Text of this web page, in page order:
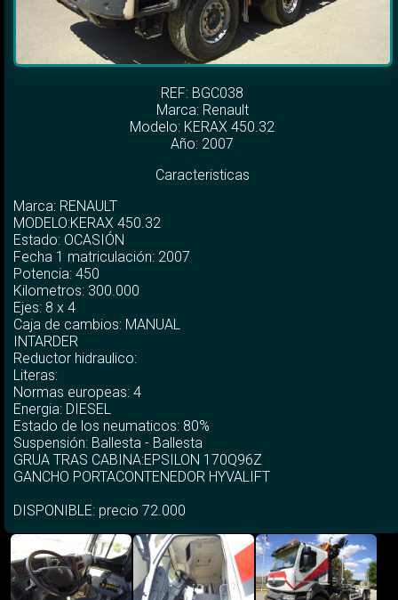
REF: BGC038
Marca: Renault
Modelo: KERAX 450.32
Año: 2007
Caracteristicas
Marca: RENAULT
MODELO:KERAX 450.32
Estado: OCASIÓN
Fecha 1 matriculación: 2007
Potencia: 450
Kilometros: 300.000
Ejes: 8 x 4
Caja de cambios: MANUAL
INTARDER
Reductor hidraulico:
Literas:
Normas europeas: 4
Energia: DIESEL
Estado de los neumaticos: 80%
Suspensión: Ballesta - Ballesta
GRUA TRAS CABINA:EPSILON 170Q96Z
GANCHO PORTACONTENEDOR HYVALIFT
DISPONIBLE: precio 72.000